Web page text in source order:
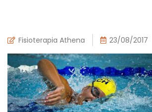
Fisioterapia Athena 23/08/2017